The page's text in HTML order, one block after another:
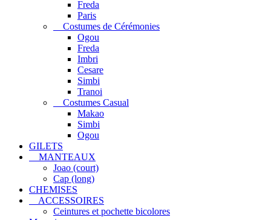
Freda
Paris
Costumes de Cérémonies
Ogou
Freda
Imbri
Cesare
Simbi
Tranoi
Costumes Casual
Makao
Simbi
Ogou
GILETS
MANTEAUX
Joao (court)
Cap (long)
CHEMISES
ACCESSOIRES
Ceintures et pochette bicolores